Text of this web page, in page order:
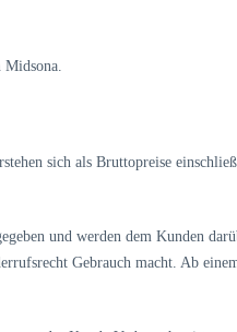
sich als Bruttopreise
und werden dem Kunden
Gebrauch macht. Ab